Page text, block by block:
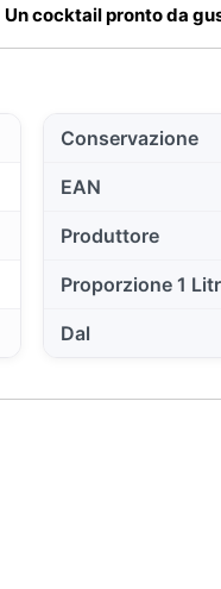
Un cocktail pronto da
Conservazione
EAN
Produttore
Proporzione 1
Dal